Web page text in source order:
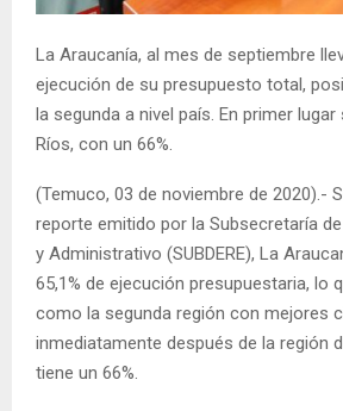
ULa Araucanía, al mes de septiembre
ejecución de su presupuesto total,
la segunda a nivel país. En primer
Ríos, con un 66%.
(Temuco, 03 de noviembre de 2020).-
reporte emitido por la Subsecretaría
y Administrativo (SUBDERE), La
65,1% de ejecución presupuestaria, lo
como la segunda región con mejores
inmediatamente después de la región
tiene un 66%.